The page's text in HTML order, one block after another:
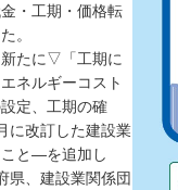
・工期・価格転
。
たに▽「工期に
ネルギーコスト
定、工期の確
に改訂した建設業
と―を追加し
県、建設業関係団